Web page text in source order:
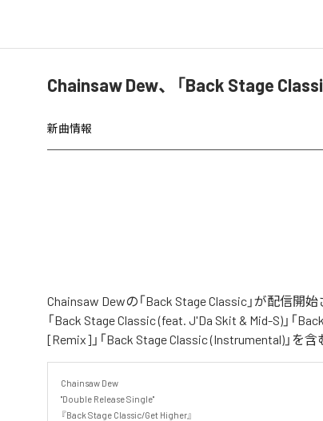
Chainsaw Dew、「Back Stage
新曲情報
Chainsaw Dewの「Back Stage Classic」が配信開
「Back Stage Classic (feat. J'Da Skit & Mid-S)」「
[Remix]」「Back Stage Classic (Instrumental)」を
Chainsaw Dew
"Double Release Single"
『Back Stage Classic/Get Higher』